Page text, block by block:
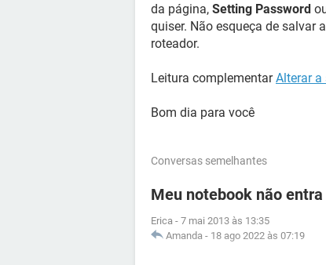
da página, Setting Password
quiser. Não esqueça de salvar
roteador.
Leitura complementarAlterar a
Bom dia para você
Conversas semelhantes
Meu notebook não
Erica - 7 mai 2013 às 13:35
Amanda - 18 ago 2022 às 07:19